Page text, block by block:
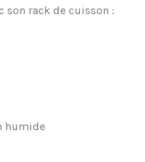
son rack de cuisson :
humide